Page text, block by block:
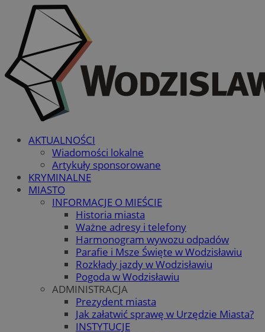
AKTUALNOŚCI
Wiadomości lokalne
Artykuły sponsorowane
KRYMINALNE
MIASTO
INFORMACJE O MIEŚCIE
Historia miasta
Ważne adresy i telefony
Harmonogram wywozu odpadów
Parafie i Msze Święte w Wodzisławiu
Rozkłady jazdy w Wodzisławiu
Pogoda w Wodzisławiu
ADMINISTRACJA
Prezydent miasta
Jak załatwić sprawę w Urzędzie Miasta?
INSTYTUCJE